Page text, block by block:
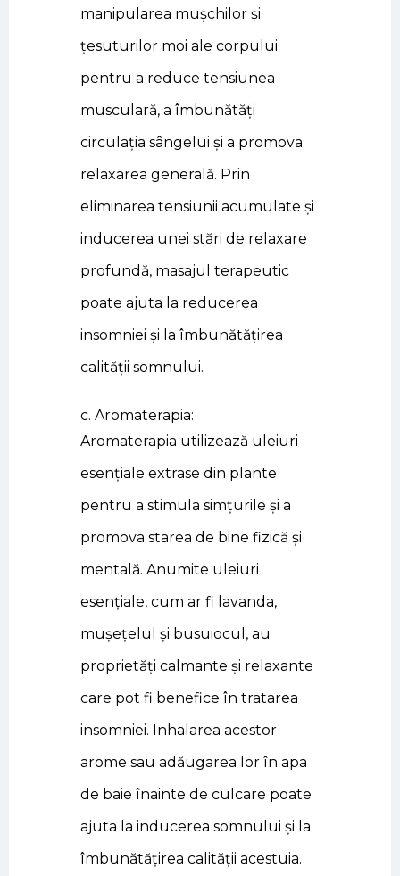
manipularea mușchilor și
țesuturilor moi ale corpului
pentru a reduce tensiunea
musculară, a îmbunătăți
circulația sângelui și a promova
relaxarea generală. Prin
eliminarea tensiunii acumulate și
inducerea unei stări de relaxare
profundă, masajul terapeutic
poate ajuta la reducerea
insomniei și la îmbunătățirea
calității somnului.
c. Aromaterapia:
Aromaterapia utilizează uleiuri
esențiale extrase din plante
pentru a stimula simțurile și a
promova starea de bine fizică și
mentală. Anumite uleiuri
esențiale, cum ar fi lavanda,
mușețelul și busuiocul, au
proprietăți calmante și relaxante
care pot fi benefice în tratarea
insomniei. Inhalarea acestor
arome sau adăugarea lor în apa
de baie înainte de culcare poate
ajuta la inducerea somnului și la
îmbunătățirea calității acestuia.